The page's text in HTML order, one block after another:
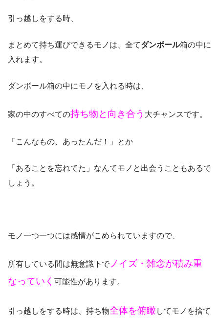
引っ越しをする時、
まとめて持ち運びできるモノは、全てダンボール箱の中に
入れます。
ダンボール箱の中にモノを入れる時は、
家の中のすべての持ち物と向き合う 大チャンスです。
「こんなもの、あったんだ！」とか
「あることを忘れてた」なんてモノと出会うこともあるで
しょう。
モノ一つ一つには感情がこめられていますので、
所有している間は無意識下で ノイズ・雑念が積み重
なっていく 可能性があります。
引っ越しをする時は、持ち物全体を俯瞰してモノを捨て